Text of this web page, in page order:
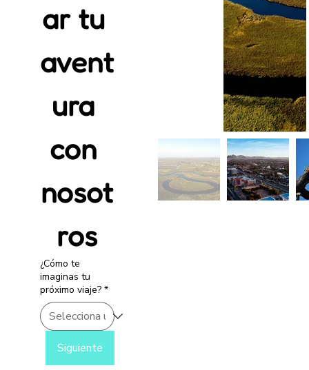
ar tu
avent
ura
con
nosot
ros
¿Cómo te
imaginas tu
próximo viaje? *
Siguiente